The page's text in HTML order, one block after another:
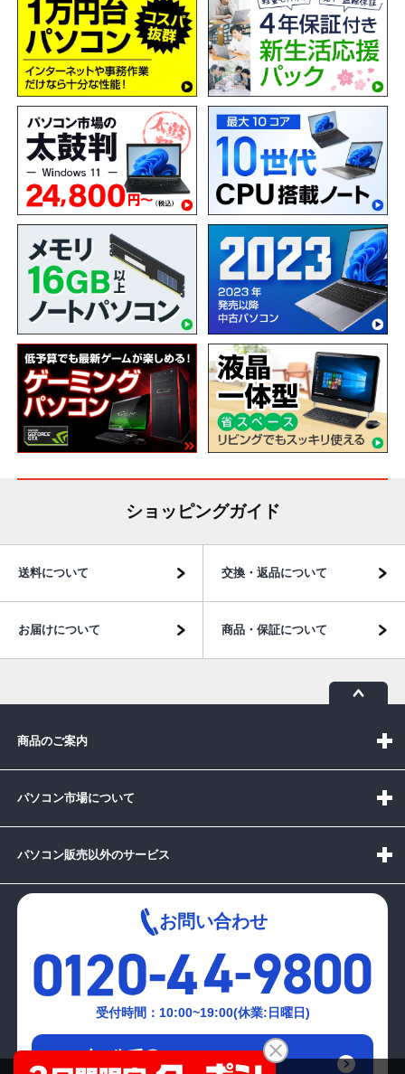
ショッピングガイド
送料について 交換・返品について
お届けについて 商品・保証について
商品のご案内
パソコン市場について
パソコン販売以外のサービス
お問い合わせ
受付時間：10:00~19:00(休業:日曜日)
メールでの